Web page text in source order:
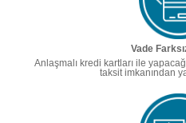
Vade
Anlaşmalı kredi kartları ile
taksit imkanından